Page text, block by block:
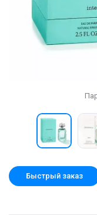
Быстрый заказ